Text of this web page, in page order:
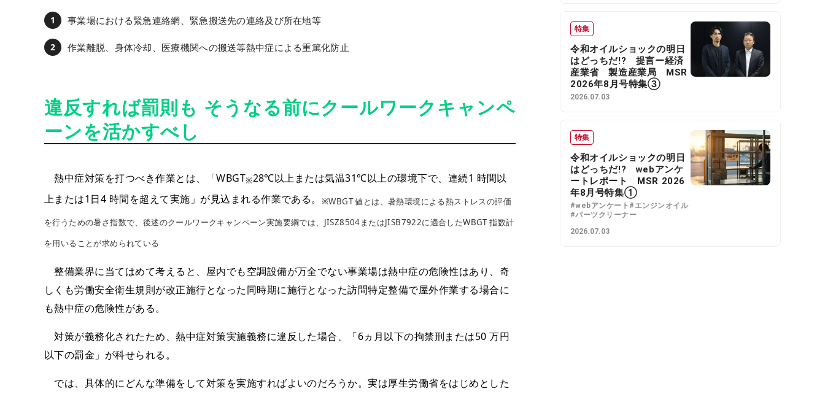
事業場における緊急連絡網、緊急搬送先の連絡及び所在地等
作業離脱、身体冷却、医療機関への搬送等熱中症による重篤化防止
違反すれば罰則も そうなる前にクールワークキャンペ
ーンを活かすべし
熱中症対策を打つべき作業とは、「WBGT※28℃以上または気温31℃以上の環境下で、連続1 時間以
上または1日4 時間を超えて実施」が見込まれる作業である。
※WBGT 値とは、暑熱環境による熱ストレスの評価
を行うための暑さ指数で、後述のクールワークキャンペーン実施要綱では、JISZ8504またはJISB7922に適合したWBGT 指数計
を用いることが求められている
整備業界に当てはめて考えると、屋内でも空調設備が万全でない事業場は熱中症の危険性はあり、奇
しくも労働安全衛生規則が改正施行となった同時期に施行となった訪問特定整備で屋外作業する場合に
も熱中症の危険性がある。
対策が義務化されたため、熱中症対策実施義務に違反した場合、「6ヵ月以下の拘禁刑または50 万円
以下の罰金」が科せられる。
では、具体的にどんな準備をして対策を実施すればよいのだろうか。実は厚生労働省をはじめとした
特集
令和オイルショックの明日
はどっちだ!? 提言ー経済
産業省 製造産業局 MSR
2026年8月号特集③
2026.07.03
特集
令和オイルショックの明日
はどっちだ!? webアンケ
ートレポート MSR 2026
年8月号特集①
#webアンケート #エンジンオイル
#パーツクリーナー
2026.07.03